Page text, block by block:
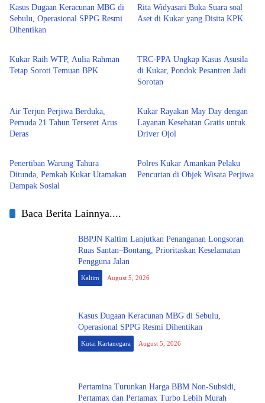
Kasus Dugaan Keracunan MBG di
Sebulu, Operasional SPPG Resmi
Dihentikan
Rita Widyasari Buka Suara soal
Aset di Kukar yang Disita KPK
Kutai Kartanegara
Kukar Raih WTP, Aulia Rahman
Tetap Soroti Temuan BPK
TRC-PPA Ungkap Kasus Asusila
di Kukar, Pondok Pesantren Jadi
Sorotan
Air Terjun Perjiwa Berduka,
Pemuda 21 Tahun Terseret Arus
Deras
Kutai Kartanegara
Kukar Rayakan May Day dengan
Layanan Kesehatan Gratis untuk
Driver Ojol
Kutai Kartanegara
Penertiban Warung Tahura
Ditunda, Pemkab Kukar Utamakan
Dampak Sosial
Kriminal
Polres Kukar Amankan Pelaku
Pencurian di Objek Wisata Perjiwa
Baca Berita Lainnya....
BBPJN Kaltim Lanjutkan Penanganan Longsoran
Ruas Santan–Bontang, Prioritaskan Keselamatan
Pengguna Jalan
Kaltim August 5, 2026
Kasus Dugaan Keracunan MBG di Sebulu,
Operasional SPPG Resmi Dihentikan
Kutai Kartanegara August 5, 2026
Pertamina Turunkan Harga BBM Non-Subsidi,
Pertamax dan Pertamax Turbo Lebih Murah